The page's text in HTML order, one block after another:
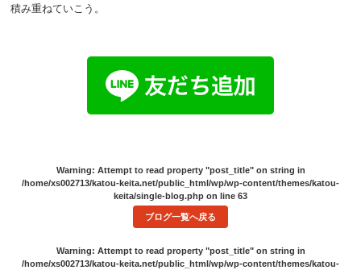
積み重ねていこう。
Warning: Attempt to read property "post_title" on string in
/home/xs002713/katou-keita.net/public_html/wp/wp-content/themes/katou-
keita/single-blog.php on line 63
ブログ一覧へ戻る
Warning: Attempt to read property "post_title" on string in
/home/xs002713/katou-keita.net/public_html/wp/wp-content/themes/katou-